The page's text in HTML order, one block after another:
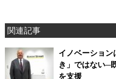
関連記事
イノベーション
き」ではない─
を支援